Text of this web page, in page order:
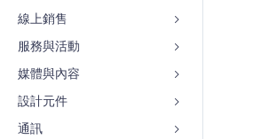
廣告
行動裝置
分析
社交
線上銷售
商店應用程式
出貨與送貨
付款按鈕
網路課程
服務與活動
旅館
活動
餐廳
媒體與內容
圖庫
音樂
設計元件
地圖與導航